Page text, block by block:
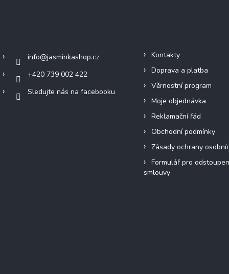
info@jasminkashop.cz
+420 739 002 422
Sledujte nás na facebooku
Kontakty
Doprava a platba
Věrnostní program
Moje objednávka
Reklamační řád
Obchodní podmínky
Zásady ochrany
Formulář pro
smlouvy